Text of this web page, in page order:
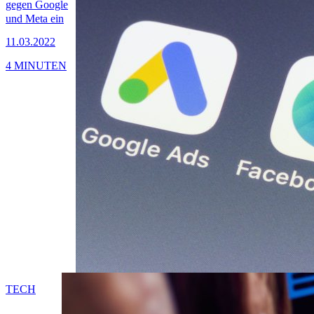
gegen Google
und Meta ein
11.03.2022
4 MINUTEN
TECH